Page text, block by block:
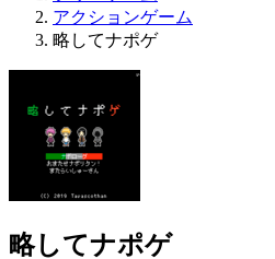
アクションゲーム
略してナポゲ
略してナポゲ